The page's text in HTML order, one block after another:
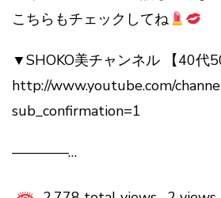
こちらもチェックしてね
▼SHOKO美チャンネル 【40代
http://www.youtube.com/
sub_confirmation=1
————…